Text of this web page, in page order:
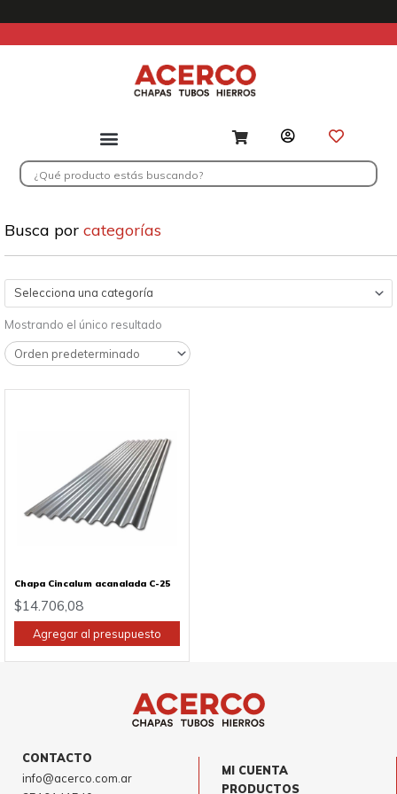
al
contenido
Search
...
Busca por categorías
Selecciona una categoría
Mostrando el único resultado
Chapa Cincalum acanalada C-25
$14.706,08
Agregar al presupuesto
CONTACTO
info@acerco.com.ar
MI CUENTA
PRODUCTOS